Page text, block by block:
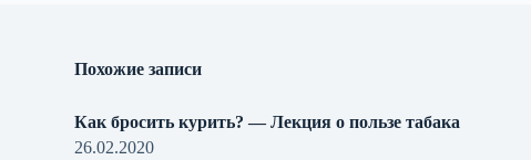
Похожие записи
Как бросить курить? — Лекция о пользе табака
26.02.2020